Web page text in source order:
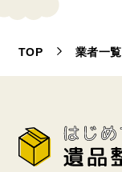
TOP 業者一覧